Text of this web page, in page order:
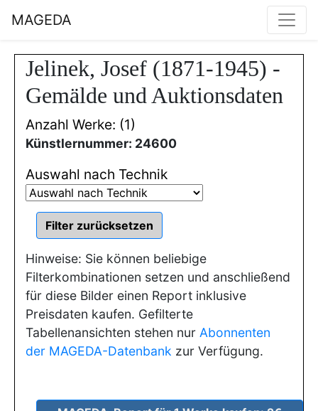
MAGEDA
Jelinek, Josef (1871-1945) -
Gemälde und Auktionsdaten
Anzahl Werke: (1)
Künstlernummer: 24600
Auswahl nach Technik
Hinweise: Sie können beliebige
Filterkombinationen setzen und anschließend
für diese Bilder einen Report inklusive
Preisdaten kaufen. Gefilterte
Tabellenansichten stehen nur Abonnenten
der MAGEDA-Datenbank zur Verfügung.